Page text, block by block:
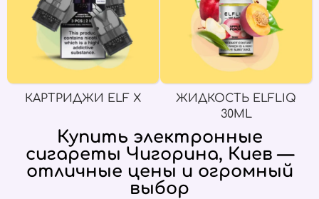
КАРТРИДЖИ ELF X
ЖИДКОСТЬ ELFLIQ
30ML
Купить электронные
сигареты Чигорина, Киев —
отличные цены и огромный
выбор